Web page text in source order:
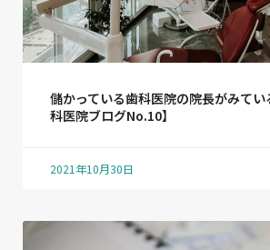
儲かっている歯科医院の院長がみて
科医院ブログNo.10】
2021年10月30日